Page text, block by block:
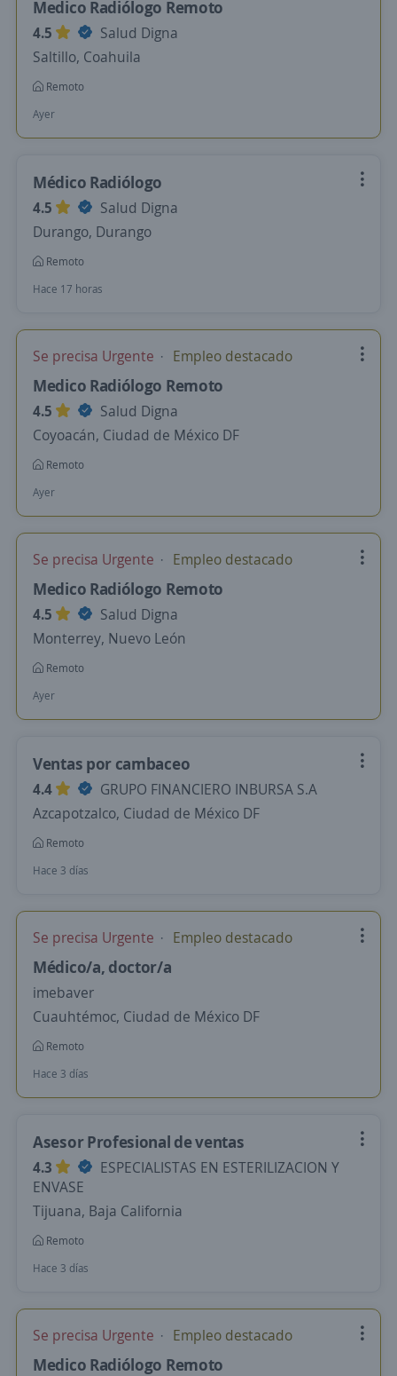
Medico Radiólogo Remoto
4.5
Salud Digna
Saltillo, Coahuila
Remoto
Ayer
Médico Radiólogo
4.5
Salud Digna
Durango, Durango
Remoto
Hace 17 horas
Se precisa Urgente Empleo destacado
Medico Radiólogo Remoto
4.5
Salud Digna
Coyoacán, Ciudad de México DF
Remoto
Ayer
Se precisa Urgente Empleo destacado
Medico Radiólogo Remoto
4.5
Salud Digna
Monterrey, Nuevo León
Remoto
Ayer
Ventas por cambaceo
4.4
GRUPO FINANCIERO INBURSA S.A
Azcapotzalco, Ciudad de México DF
Remoto
Hace 3 días
Se precisa Urgente Empleo destacado
Médico/a, doctor/a
imebaver
Cuauhtémoc, Ciudad de México DF
Remoto
Hace 3 días
Asesor Profesional de ventas
4.3
ESPECIALISTAS EN ESTERILIZACION Y
ENVASE
Tijuana, Baja California
Remoto
Hace 3 días
Se precisa Urgente Empleo destacado
Medico Radiólogo Remoto